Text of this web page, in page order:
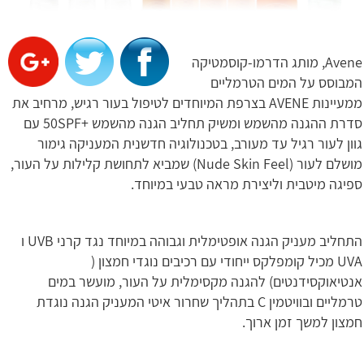
Avene, מותג הדרמו-קוסמטיקה
המבוסס על המים הטרמליים
ממעיינות AVENE בצרפת המיוחדים לטיפול בעור רגיש, מרחיב את
סדרת ההגנה מהשמש ומשיק תחליב הגנה מהשמש +50SPF עם
גוון לעור רגיל עד מעורב, בטכנולוגיה חדשנית המעניקה גימור
מושלם לעור (Nude Skin Feel) שמביא לתחושת קלילות על העור,
ספיגה מיטבית וליצירת מראה טבעי במיוחד.
התחליב מעניק הגנה אופטימלית וגבוהה במיוחד נגד קרני UVB ו
UVA מכיל קומפלקס ייחודי עם רכיבים נוגדי חמצון (
אנטיאוקסידנטים) להגנה מקסימלית על העור, מועשר במים
טרמליים ובוויטמין C בתהליך שחרור איטי המעניק הגנה נוגדת
חמצון למשך זמן ארוך.